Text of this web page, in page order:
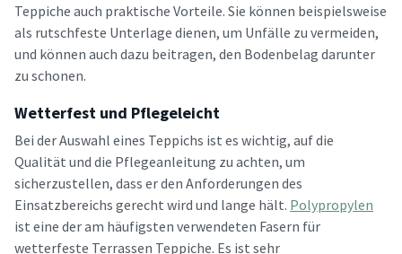
Teppiche auch praktische Vorteile. Sie können beispielsweise
als rutschfeste Unterlage dienen, um Unfälle zu vermeiden,
und können auch dazu beitragen, den Bodenbelag darunter
zu schonen.
Wetterfest und Pflegeleicht
Bei der Auswahl eines Teppichs ist es wichtig, auf die
Qualität und die Pflegeanleitung zu achten, um
sicherzustellen, dass er den Anforderungen des
Einsatzbereichs gerecht wird und lange hält. Polypropylen
ist eine der am häufigsten verwendeten Fasern für
wetterfeste Terrassen Teppiche. Es ist sehr